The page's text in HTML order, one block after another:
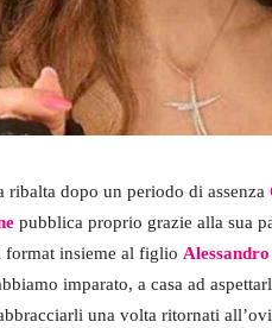
ribalta dopo un periodo di assenza
pubblica proprio grazie alla sua
format insieme al figlio
imparato, a casa ad
una volta ritornati